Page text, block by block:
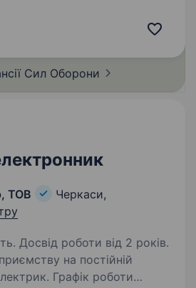
вторгнення
Сил Оборони
ТОВ
Черкаси,
Досвід роботи від 2 років.
на постійній
Графік роботи